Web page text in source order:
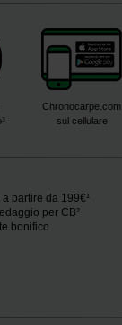
Chronocarpe.com
sul cellulare
partire da 199€¹
per CB²
bonifico